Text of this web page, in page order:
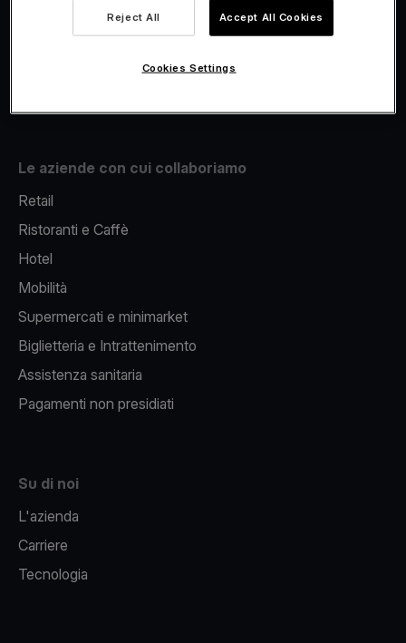
Fiscalizzazione
Le aziende con cui collaboriamo
Retail
Ristoranti e Caffè
Hotel
Mobilità
Supermercati e minimarket
Biglietteria e Intrattenimento
Assistenza sanitaria
Pagamenti non presidiati
Su di noi
L'azienda
Carriere
Tecnologia
Reject All Accept All Cookies
Cookies Settings